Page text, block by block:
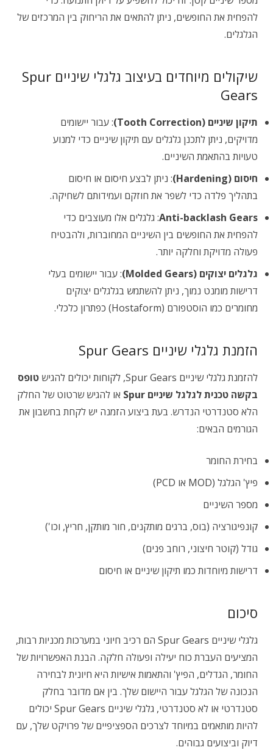
להפחית את החופשים, ניתן להתאים את הריחוק בין המרכזים של
הגלגלים.
שיקולים מיוחדים בעיצוב גלגלי שיניים Spur
Gears
תיקון שיניים (Tooth Correction)
: עבור יישומים
מדויקים, ניתן לתכנן גלגלים עם תיקון שיניים כדי למנוע
טעויות בהתאמת השיניים.
חיסום (Hardening)
: ניתן לבצע חיסום או חיסום
בתהליך פלדה כדי לשפר את חוזקם ועמידותם לשחיקה.
Anti-backlash Gears: גלגלים אלו מעוצבים כדי
להפחית את החופשים בין השיניים המחוברות, ולהבטיח
פעולה מדויקת וחלקה יותר.
גלגלים יצוקים (Molded Gears)
: עבור יישומים בעלי
דרישות מומנט נמוך, ניתן להשתמש בגלגלים יצוקים
מחומרים כמו הוסטפורם (Hostaform) כפתרון כלכלי.
הזמנת גלגלי שיניים Spur Gears
להזמנת גלגלי שיניים Spur Gears, לקוחות יכולים להגיש
טופס
בקשה טכנית לגלגל שיניים Spur
או להגיש שרטוט של החלק
הלא סטנדרטי הנדרש. בעת ביצוע הזמנה יש לקחת בחשבון את
הגורמים הבאים:
בחירת החומר
פיץ' הגלגל (MOD או PCD)
מספר השיניים
קונפיגורציה (בוס, ברגים מותקנים, חור מותקן, חריץ, וכו')
גודל (קוטר חיצוני, רוחב פנים)
דרישות מיוחדות כמו תיקון שיניים או חיסום
סיכום
גלגלי שיניים Spur Gears הם רכיב חיוני במערכות מכניות רבות,
המציעים העברת כוח יעילה ופעולה חלקה. הבנת האפשרויות של
החומר, הגדלים, הפיץ' והתאמות אישיות היא חיונית לבחירה
הנכונה של הגלגל עבור היישום שלך. בין אם מדובר בחלק
סטנדרטי או לא סטנדרטי, גלגלי שיניים Spur Gears יכולים
להיות מותאמים במיוחד לצרכים הספציפיים של פרויקט שלך, עם
דיוק וביצועים גבוהים.